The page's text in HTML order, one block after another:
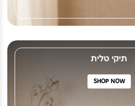
תיקי טלית
SHOP NOW